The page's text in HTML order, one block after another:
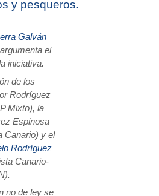
y pesqueros.
Galván
el
iniciativa.
de los
Rodríguez
Mixto), la
Espinosa
Canario) y el
Rodríguez
Canario-
no de ley se